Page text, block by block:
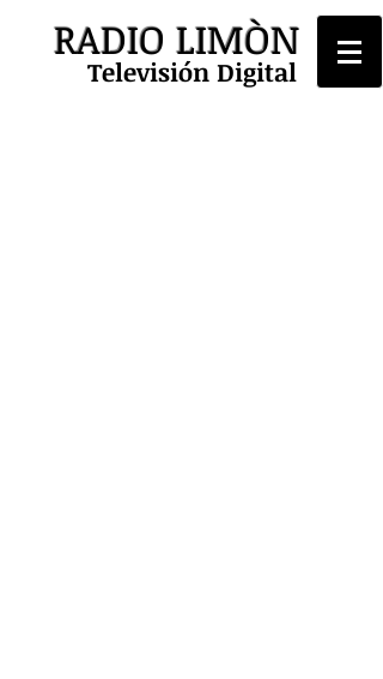
RADIO LIMÒN
Televisión Digital